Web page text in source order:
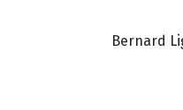
Bernard